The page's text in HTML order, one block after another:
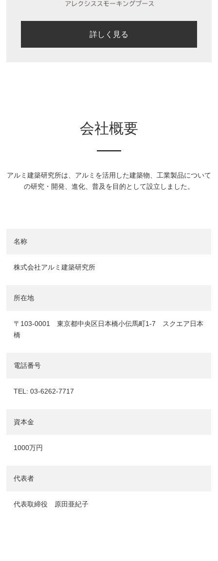
詳しく見る
会社概要
アルミ建築研究所は、アルミを活用した建築物、工業製品について
の研究・開発、進化、普及を目的として設立しました。
名称
株式会社アルミ建築研究所
所在地
〒103-0001 東京都中央区日本橋小伝馬町1-7 スクエア日本
橋
電話番号
TEL: 03-6262-7717
資本金
1000万円
代表者
代表取締役 原田亜紀子